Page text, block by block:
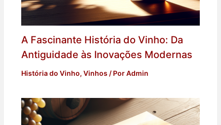
A Fascinante História do Vinho: Da
Antiguidade às Inovações Modernas
História do Vinho, Vinhos / PorAdmin